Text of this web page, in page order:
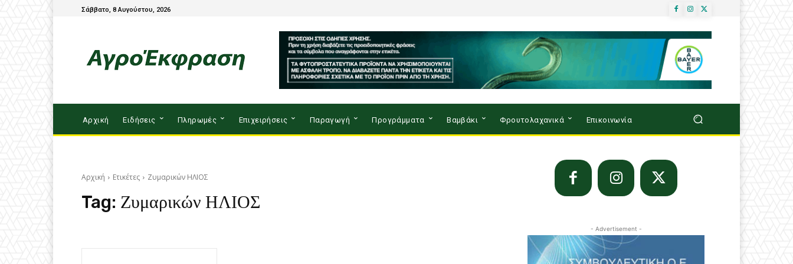
Σάββατο, 8 Αυγούστου, 2026
Αρχική Ειδήσεις Πληρωμές Επιχειρήσεις Παραγωγή Προγράμματα Βαμβάκι Φρουτολαχανικά Επικοινωνία
Αρχική Ετικέτες Ζυμαρικών ΗΛΙΟΣ
Tag: Ζυμαρικών ΗΛΙΟΣ
- Advertisement -